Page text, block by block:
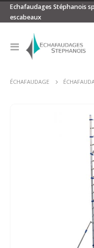
Echafaudages Stéphanois
escabeaux
Basculer
ÉCHAFAUDAGE